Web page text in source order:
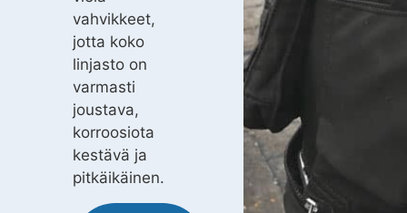
vahvikkeet,
jotta koko
linjasto on
varmasti
joustava,
korroosiota
kestävä ja
pitkäikäinen.